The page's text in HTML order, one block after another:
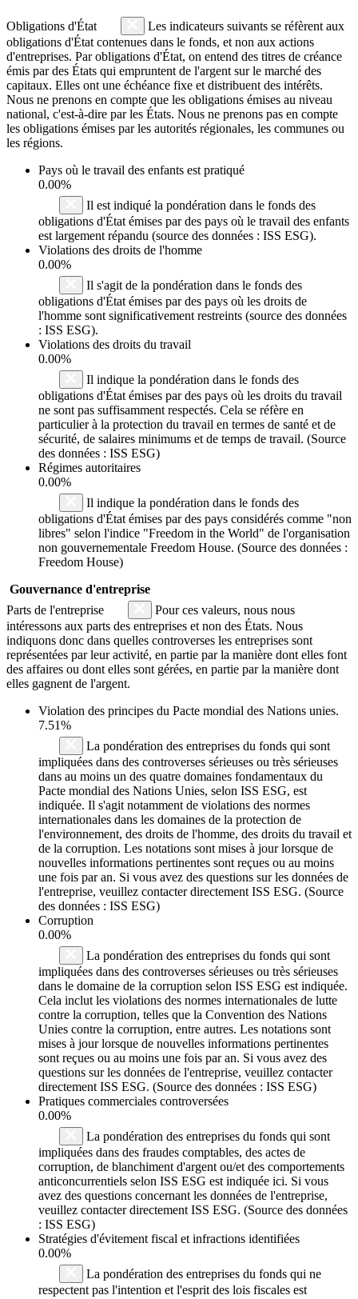
Obligations d'État
Les indicateurs suivants se réfèrent aux
obligations d'État contenues dans le fonds, et non aux actions
d'entreprises. Par obligations d'État, on entend des titres de créance
émis par des États qui empruntent de l'argent sur le marché des
capitaux. Elles ont une échéance fixe et distribuent des intérêts.
Nous ne prenons en compte que les obligations émises au niveau
national, c'est-à-dire par les États. Nous ne prenons pas en compte
les obligations émises par les autorités régionales, les communes ou
les régions.
Pays où le travail des enfants est pratiqué
0.00%
Il est indiqué la pondération dans le fonds des
obligations d'État émises par des pays où le travail des enfants
est largement répandu (source des données : ISS ESG).
Violations des droits de l'homme
0.00%
Il s'agit de la pondération dans le fonds des
obligations d'État émises par des pays où les droits de
l'homme sont significativement restreints (source des données
: ISS ESG).
Violations des droits du travail
0.00%
Il indique la pondération dans le fonds des
obligations d'État émises par des pays où les droits du travail
ne sont pas suffisamment respectés. Cela se réfère en
particulier à la protection du travail en termes de santé et de
sécurité, de salaires minimums et de temps de travail. (Source
des données : ISS ESG)
Régimes autoritaires
0.00%
Il indique la pondération dans le fonds des
obligations d'État émises par des pays considérés comme "non
libres" selon l'indice "Freedom in the World" de l'organisation
non gouvernementale Freedom House. (Source des données :
Freedom House)
Gouvernance d'entreprise
Parts de l'entreprise
Pour ces valeurs, nous nous
intéressons aux parts des entreprises et non des États. Nous
indiquons donc dans quelles controverses les entreprises sont
représentées par leur activité, en partie par la manière dont elles font
des affaires ou dont elles sont gérées, en partie par la manière dont
elles gagnent de l'argent.
Violation des principes du Pacte mondial des Nations unies.
7.51%
La pondération des entreprises du fonds qui sont
impliquées dans des controverses sérieuses ou très sérieuses
dans au moins un des quatre domaines fondamentaux du
Pacte mondial des Nations Unies, selon ISS ESG, est
indiquée. Il s'agit notamment de violations des normes
internationales dans les domaines de la protection de
l'environnement, des droits de l'homme, des droits du travail et
de la corruption. Les notations sont mises à jour lorsque de
nouvelles informations pertinentes sont reçues ou au moins
une fois par an. Si vous avez des questions sur les données de
l'entreprise, veuillez contacter directement ISS ESG. (Source
des données : ISS ESG)
Corruption
0.00%
La pondération des entreprises du fonds qui sont
impliquées dans des controverses sérieuses ou très sérieuses
dans le domaine de la corruption selon ISS ESG est indiquée.
Cela inclut les violations des normes internationales de lutte
contre la corruption, telles que la Convention des Nations
Unies contre la corruption, entre autres. Les notations sont
mises à jour lorsque de nouvelles informations pertinentes
sont reçues ou au moins une fois par an. Si vous avez des
questions sur les données de l'entreprise, veuillez contacter
directement ISS ESG. (Source des données : ISS ESG)
Pratiques commerciales controversées
0.00%
La pondération des entreprises du fonds qui sont
impliquées dans des fraudes comptables, des actes de
corruption, de blanchiment d'argent ou/et des comportements
anticoncurrentiels selon ISS ESG est indiquée ici. Si vous
avez des questions concernant les données de l'entreprise,
veuillez contacter directement ISS ESG. (Source des données
: ISS ESG)
Stratégies d'évitement fiscal et infractions identifiées
0.00%
La pondération des entreprises du fonds qui ne
respectent pas l'intention et l'esprit des lois fiscales est